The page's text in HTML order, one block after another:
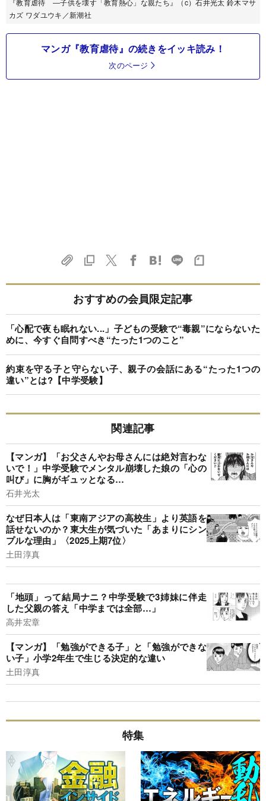
『教育虐待 ―子供を壊す「教育熱心」な親たち』（c）石井光太 鈴木マサ
カズ ワダユウキ／新潮社
マンガ『教育虐待』の続きをイッキ読み！
次のページ
おすすめの会員限定記事
「心配で夜も眠れない...」子どもの受験で“毒親”にならないた
めに、今すぐ自問すべき“たった1つのこと”
約束を守る子と守らない子、親子の会話にある“たった1つの
違い”とは?【中学受験】
関連記事
【マンガ】「お父さんやお母さんには絶対言わな
いで！」中学受験でメンタル崩壊した娘の「心の
叫び」に胸がギュッとなる…
石井光太
なぜ日本人は「東南アジアの高校生」より英語を
話せないのか？東大生が気づいた「あまりにシン
プルな理由」〈2025上期7位〉
土田淳真
「地頭」って結局ナニ？中学受験で3姉妹に伴走
した父親の答え「中学までは全部…」
高井宏章
【マンガ】「勉強ができる子」と「勉強ができな
い子」小学2年生で生じる決定的な違い
土田淳真
特集